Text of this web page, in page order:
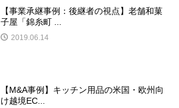
【事業承継事例：後継者の視点】老舗和菓
子屋「錦糸町 ...
2019.06.14
【M&A事例】キッチン用品の米国・欧州向
け越境EC...